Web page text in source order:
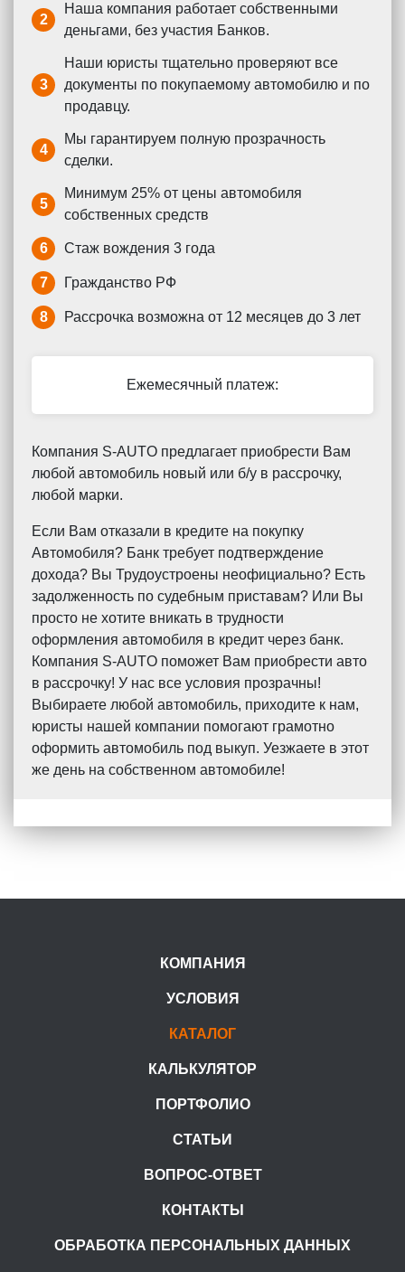
2
Наша компания работает собственными
деньгами, без участия Банков.
3
Наши юристы тщательно проверяют все
документы по покупаемому автомобилю и по
продавцу.
4
Мы гарантируем полную прозрачность
сделки.
5
Минимум 25% от цены автомобиля
собственных средств
6 Стаж вождения 3 года
7 Гражданство РФ
8 Рассрочка возможна от 12 месяцев до 3 лет
Ежемесячный платеж:
Компания S-AUTO предлагает приобрести Вам
любой автомобиль новый или б/у в рассрочку,
любой марки.
Если Вам отказали в кредите на покупку
Автомобиля? Банк требует подтверждение
дохода? Вы Трудоустроены неофициально? Есть
задолженность по судебным приставам? Или Вы
просто не хотите вникать в трудности
оформления автомобиля в кредит через банк.
Компания S-AUTO поможет Вам приобрести авто
в рассрочку! У нас все условия прозрачны!
Выбираете любой автомобиль, приходите к нам,
юристы нашей компании помогают грамотно
оформить автомобиль под выкуп. Уезжаете в этот
же день на собственном автомобиле!
КОМПАНИЯ
УСЛОВИЯ
КАТАЛОГ
КАЛЬКУЛЯТОР
ПОРТФОЛИО
СТАТЬИ
ВОПРОС-ОТВЕТ
КОНТАКТЫ
ОБРАБОТКА ПЕРСОНАЛЬНЫХ ДАННЫХ